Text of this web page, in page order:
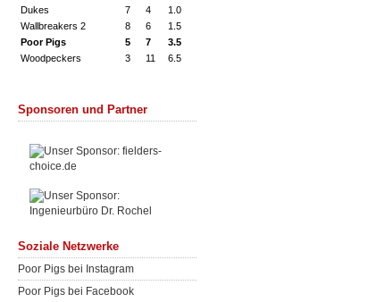
Dukes
7 4
1.0
Wallbreakers 2
8 6
1.5
Poor Pigs
5 7
3.5
Woodpeckers
3 11 6.5
Sponsoren und Partner
Soziale Netzwerke
Poor Pigs bei Instagram
Poor Pigs bei Facebook